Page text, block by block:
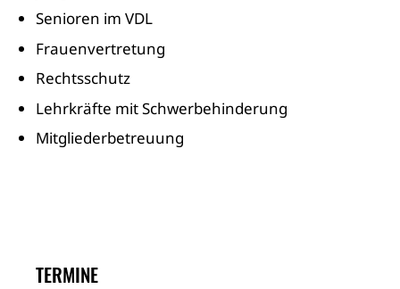
Senioren im VDL
Frauenvertretung
Rechtsschutz
Lehrkräfte mit Schwerbehinderung
Mitgliederbetreuung
TERMINE